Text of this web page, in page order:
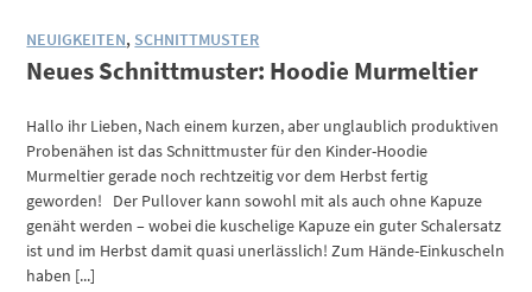
NEUIGKEITEN, SCHNITTMUSTER
Neues Schnittmuster: Hoodie Murmeltier
Hallo ihr Lieben, Nach einem kurzen, aber unglaublich produktiven
Probenähen ist das Schnittmuster für den Kinder-Hoodie
Murmeltier gerade noch rechtzeitig vor dem Herbst fertig
geworden! Der Pullover kann sowohl mit als auch ohne Kapuze
genäht werden – wobei die kuschelige Kapuze ein guter Schalersatz
ist und im Herbst damit quasi unerlässlich! Zum Hände-Einkuscheln
haben [...]